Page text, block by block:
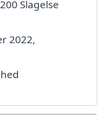
Slagelse
2022,